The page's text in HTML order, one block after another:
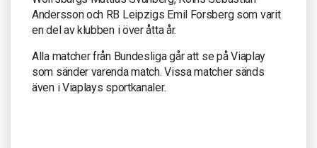
Andersson och RB Leipzigs Emil Forsberg som varit
en del av klubben i över åtta år.
Alla matcher från Bundesliga går att se på Viaplay
som sänder varenda match. Vissa matcher sänds
även i Viaplays sportkanaler.